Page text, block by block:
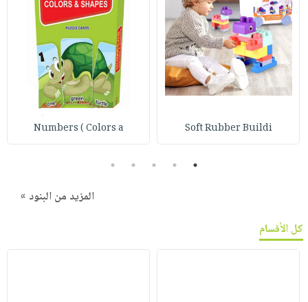
Soft Rubber Buildi
Numbers ( Colors a
1
2
3
4
5
المزيد من البنود »
كل الأقسام